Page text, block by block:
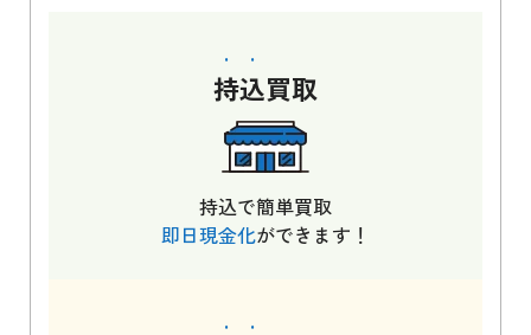
持込買取
持込で簡単買取
即日現金化ができます！